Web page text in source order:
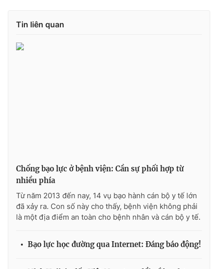
Chuyên mục khác
Thị trường 24h
VTV4 Vươn mình bằng AI
Tin liên quan
Chống bạo lực ở bệnh viện: Cần sự phối hợp từ
nhiều phía
Từ năm 2013 đến nay, 14 vụ bạo hành cán bộ y tế lớn
đã xảy ra. Con số này cho thấy, bệnh viện không phải
là một địa điểm an toàn cho bệnh nhân và cán bộ y tế.
Bạo lực học đường qua Internet: Đáng báo động!